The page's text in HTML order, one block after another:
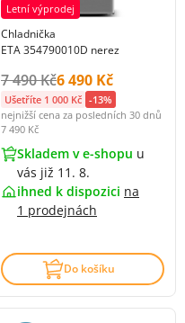
Letní výprodej
Chladnička
ETA 354790010D nerez
Původní cena s DPH:
7 490 KčCena s DPH:
6 490 Kč
Ušetříte 1 000 Kč -13%
nejnižší cena za posledních 30 dnů
7 490 Kč
Skladem v e-shopu u
vás již 11. 8.
ihned k dispozici na
1 prodejnách
Do košíku